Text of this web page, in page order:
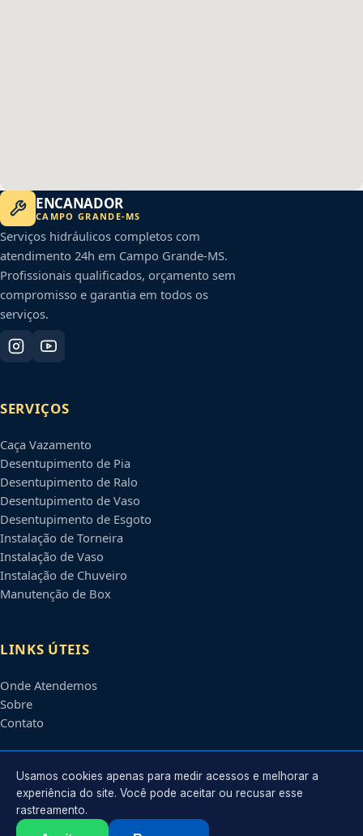
ENCANADOR
CAMPO GRANDE-MS
Serviços hidráulicos completos com
atendimento 24h em Campo Grande-MS.
Profissionais qualificados, orçamento sem
compromisso e garantia em todos os
serviços.
SERVIÇOS
Caça Vazamento
Desentupimento de Pia
Desentupimento de Ralo
Desentupimento de Vaso
Desentupimento de Esgoto
Instalação de Torneira
Instalação de Vaso
Instalação de Chuveiro
Manutenção de Box
LINKS ÚTEIS
Onde Atendemos
Sobre
Contato
CONTATO
Atendimento em
contato@encanadoremcampogrande.com.br
Usamos cookies apenas para medir acessos e melhorar a
experiência do site. Você pode aceitar ou recusar esse
rastreamento.